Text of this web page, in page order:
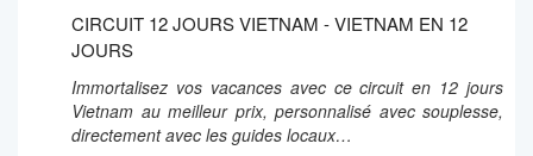
CIRCUIT 12 JOURS VIETNAM - VIETNAM EN 12
JOURS
Immortalisez vos vacances avec ce circuit en 12 jours
Vietnam au meilleur prix, personnalisé avec souplesse,
directement avec les guides locaux…